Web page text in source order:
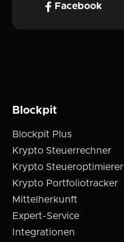
Facebook
Blockpit
Blockpit Plus
Krypto Steuerrechner
Krypto Steueroptimierer
Krypto Portfoliotracker
Mittelherkunft
Expert-Service
Integrationen